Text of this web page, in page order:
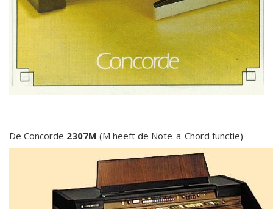
De Concorde 2307M (M heeft de Note-a-Chord functie)